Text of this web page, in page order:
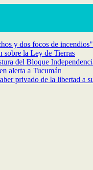
y dos focos de incendios"
sobre la Ley de Tierras
del Bloque
alerta a Tucumán
privado de la libertad a